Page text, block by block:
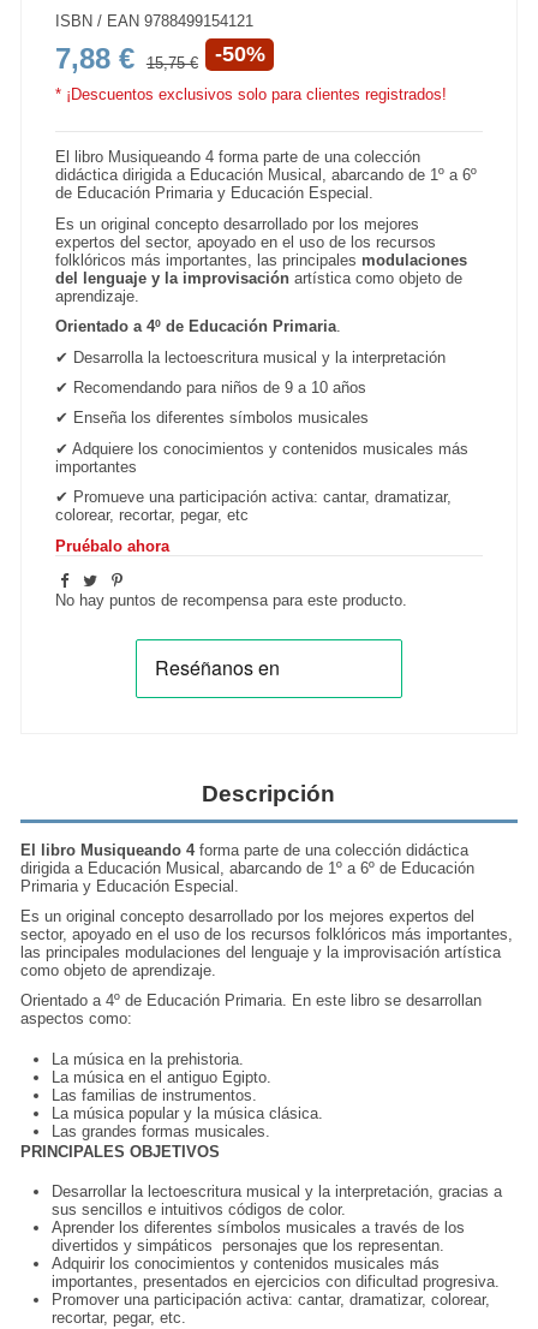
ISBN / EAN 9788499154121
7,88 € 15,75 € -50%
* ¡Descuentos exclusivos solo para clientes registrados!
El libro Musiqueando 4 forma parte de una colección
didáctica dirigida a Educación Musical, abarcando de 1º a 6º
de Educación Primaria y Educación Especial.
Es un original concepto desarrollado por los mejores
expertos del sector, apoyado en el uso de los recursos
folklóricos más importantes, las principales modulaciones
del lenguaje y la improvisación artística como objeto de
aprendizaje.
Orientado a 4º de Educación Primaria.
✔ Desarrolla la lectoescritura musical y la interpretación
✔ Recomendando para niños de 9 a 10 años
✔ Enseña los diferentes símbolos musicales
✔ Adquiere los conocimientos y contenidos musicales más
importantes
✔ Promueve una participación activa: cantar, dramatizar,
colorear, recortar, pegar, etc
Pruébalo ahora
No hay puntos de recompensa para este producto.
Descripción
El libro Musiqueando 4forma parte de una colección didáctica
dirigida a Educación Musical, abarcando de 1º a 6º de Educación
Primaria y Educación Especial.
Es un original concepto desarrollado por los mejores expertos del
sector, apoyado en el uso de los recursos folklóricos más importantes,
las principales modulaciones del lenguaje y la improvisación artística
como objeto de aprendizaje.
Orientado a 4º de Educación Primaria. En este libro se desarrollan
aspectos como:
La música en la prehistoria.
La música en el antiguo Egipto.
Las familias de instrumentos.
La música popular y la música clásica.
Las grandes formas musicales.
PRINCIPALES OBJETIVOS
Desarrollar la lectoescritura musical y la interpretación, gracias a
sus sencillos e intuitivos códigos de color.
Aprender los diferentes símbolos musicales a través de los
divertidos y simpáticos personajes que los representan.
Adquirir los conocimientos y contenidos musicales más
importantes, presentados en ejercicios con dificultad progresiva.
Promover una participación activa: cantar, dramatizar, colorear,
recortar, pegar, etc.